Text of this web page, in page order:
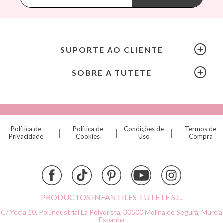
BIBS
Cristina de Jos'h
Djeco
SUPORTE AO CLIENTE
SOBRE A TUTETE
Política de
Privacidade
|
Política de
Cookies
|
Condições de
Uso
|
Termos de
Compra
PRODUCTOS INFANTILES TUTETE S.L.
C/ Yecla 10, Pol.industrial La Polvorista, 30500 Molina de Segura, Murcia
Espanha